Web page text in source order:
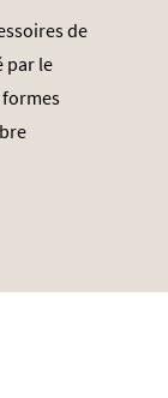
de
par le
formes